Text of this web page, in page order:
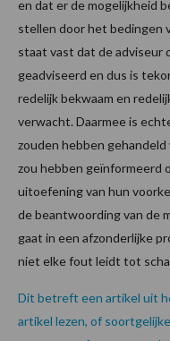
en dat er de mogelijkheid
stellen door het bedingen
staat vast dat de adviseur
geadviseerd en dus is
redelijk bekwaam en
verwacht. Daarmee is
zouden hebben
zou hebben geïnformeerd
uitoefening van hun
de beantwoording van de
gaat in een afzonderlijke
niet elke fout leidt tot
Dit betreft een artikel uit
artikel lezen, of